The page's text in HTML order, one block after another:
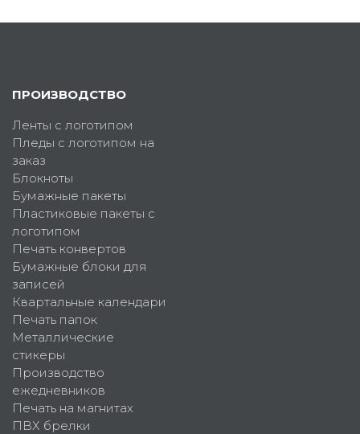
ПРОИЗВОДСТВО
Ленты с логотипом
Пледы с логотипом на
заказ
Блокноты
Бумажные пакеты
Пластиковые пакеты с
логотипом
Печать конвертов
Бумажные блоки для
записей
Квартальные календари
Печать папок
Металлические
стикеры
Производство
ежедневников
Печать на магнитах
ПВХ брелки